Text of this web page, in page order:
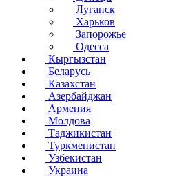
Луганск
Харьков
Запорожье
Одесса
Кыргызстан
Беларусь
Казахстан
Азербайджан
Армения
Молдова
Таджикистан
Туркменистан
Узбекистан
Украина